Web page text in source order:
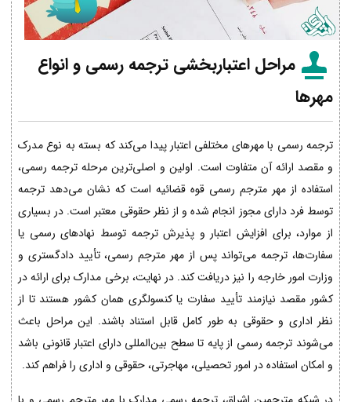
مراحل اعتباربخشی ترجمه رسمی و انواع
مهرها
ترجمه رسمی با مهرهای مختلفی اعتبار پیدا می‌کند که بسته به نوع مدرک
و مقصد ارائه آن متفاوت است. اولین و اصلی‌ترین مرحله ترجمه رسمی،
استفاده از مهر مترجم رسمی قوه قضائیه است که نشان می‌دهد ترجمه
توسط فرد دارای مجوز انجام شده و از نظر حقوقی معتبر است. در بسیاری
از موارد، برای افزایش اعتبار و پذیرش ترجمه توسط نهادهای رسمی یا
سفارت‌ها، ترجمه می‌تواند پس از مهر مترجم رسمی، تأیید دادگستری و
وزارت امور خارجه را نیز دریافت کند. در نهایت، برخی مدارک برای ارائه در
کشور مقصد نیازمند تأیید سفارت یا کنسولگری همان کشور هستند تا از
نظر اداری و حقوقی به طور کامل قابل استناد باشند. این مراحل باعث
می‌شوند ترجمه رسمی از پایه تا سطح بین‌المللی دارای اعتبار قانونی باشد
و امکان استفاده در امور تحصیلی، مهاجرتی، حقوقی و اداری را فراهم کند.